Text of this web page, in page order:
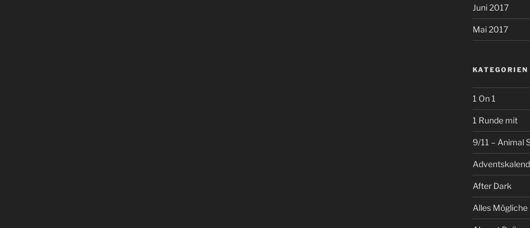
Juni 2017
Mai 2017
KATEGORIEN
1 On 1
1 Runde mit
9/11 – Animal
After Dark
Alles Mögliche